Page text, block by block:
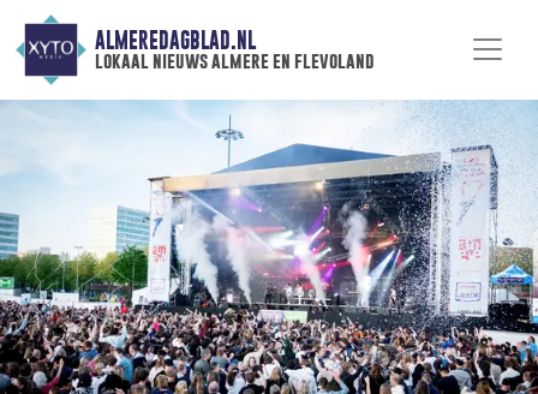
ALMEREDAGBLAD.NL
lokaal nieuws almere en flevoland